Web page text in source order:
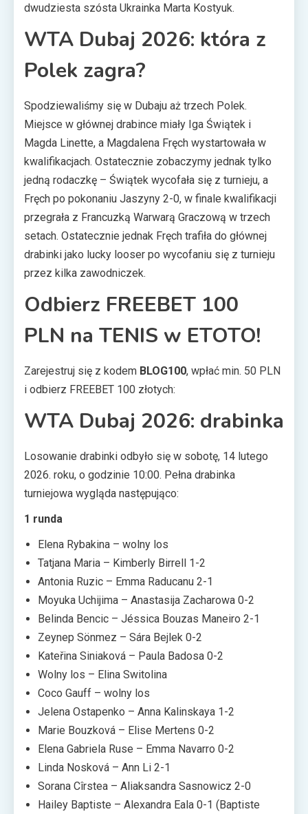
dwudziesta szósta Ukrainka Marta Kostyuk.
WTA Dubaj 2026: która z
Polek zagra?
Spodziewaliśmy się w Dubaju aż trzech Polek.
Miejsce w głównej drabince miały Iga Świątek i
Magda Linette, a Magdalena Fręch wystartowała w
kwalifikacjach. Ostatecznie zobaczymy jednak tylko
jedną rodaczkę – Świątek wycofała się z turnieju, a
Fręch po pokonaniu Jaszyny 2-0, w finale kwalifikacji
przegrała z Francuzką Warwarą Graczową w trzech
setach. Ostatecznie jednak Fręch trafiła do głównej
drabinki jako lucky looser po wycofaniu się z turnieju
przez kilka zawodniczek.
Odbierz FREEBET 100
PLN na TENIS w ETOTO!
Zarejestruj się z kodem BLOG100, wpłać min. 50 PLN
i odbierz FREEBET 100 złotych:
WTA Dubaj 2026: drabinka
Losowanie drabinki odbyło się w sobotę, 14 lutego
2026. roku, o godzinie 10:00. Pełna drabinka
turniejowa wygląda następująco:
1 runda
Elena Rybakina – wolny los
Tatjana Maria – Kimberly Birrell 1-2
Antonia Ruzic – Emma Raducanu 2-1
Moyuka Uchijima – Anastasija Zacharowa 0-2
Belinda Bencic – Jéssica Bouzas Maneiro 2-1
Zeynep Sönmez – Sára Bejlek 0-2
Kateřina Siniaková – Paula Badosa 0-2
Wolny los – Elina Switolina
Coco Gauff – wolny los
Jelena Ostapenko – Anna Kalinskaya 1-2
Marie Bouzková – Elise Mertens 0-2
Elena Gabriela Ruse – Emma Navarro 0-2
Linda Nosková – Ann Li 2-1
Sorana Cîrstea – Aliaksandra Sasnowicz 2-0
Hailey Baptiste – Alexandra Eala 0-1 (Baptiste